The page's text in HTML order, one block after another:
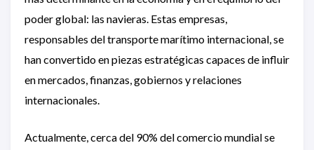
poder global: las navieras. Estas empresas,
responsables del transporte marítimo internacional, se
han convertido en piezas estratégicas capaces de influir
en mercados, finanzas, gobiernos y relaciones
internacionales.
Actualmente, cerca del 90% del comercio mundial se